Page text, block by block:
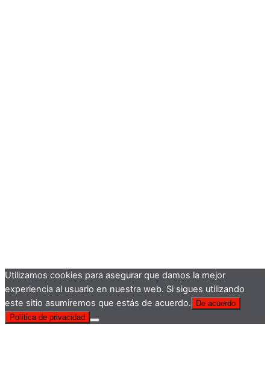
Utilizamos cookies para asegurar que damos la mejor
experiencia al usuario en nuestra web. Si sigues utilizando
este sitio asumiremos que estás de acuerdo.
De acuerdo
Política de privacidad